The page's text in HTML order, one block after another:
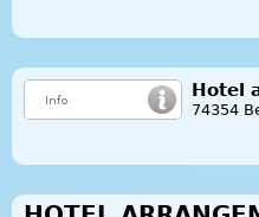
Hotel
74354